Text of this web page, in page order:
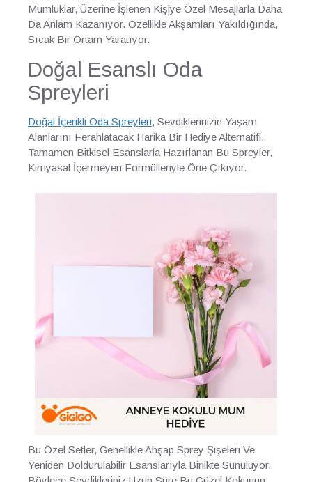
Mumluklar, Üzerine İşlenen Kişiye Özel Mesajlarla Daha
Da Anlam Kazanıyor. Özellikle Akşamları Yakıldığında,
Sıcak Bir Ortam Yaratıyor.
Doğal Esanslı Oda
Spreyleri
Doğal İçerikli Oda Spreyleri, Sevdiklerinizin Yaşam
Alanlarını Ferahlatacak Harika Bir Hediye Alternatifi.
Tamamen Bitkisel Esanslarla Hazırlanan Bu Spreyler,
Kimyasal İçermeyen Formülleriyle Öne Çıkıyor.
Bu Özel Setler, Genellikle Ahşap Sprey Şişeleri Ve
Yeniden Doldurulabilir Esanslarıyla Birlikte Sunuluyor.